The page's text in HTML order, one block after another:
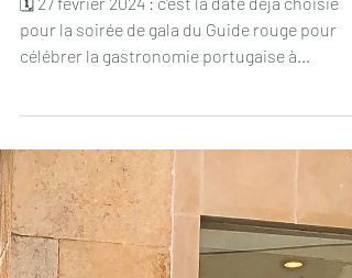
2024 entièrement dédié aux meilleures
tables du Portugal
🗓 27 février 2024 : c'est la date déjà choisie
pour la soirée de gala du Guide rouge pour
célébrer la gastronomie portugaise à